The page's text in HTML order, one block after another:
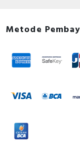
Metode